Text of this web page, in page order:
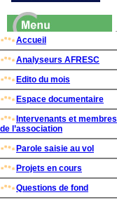
Accueil
Analyseurs AFRESC
Edito du mois
Espace documentaire
Intervenants et membres
de l’association
Parole saisie au vol
Projets en cours
Questions de fond